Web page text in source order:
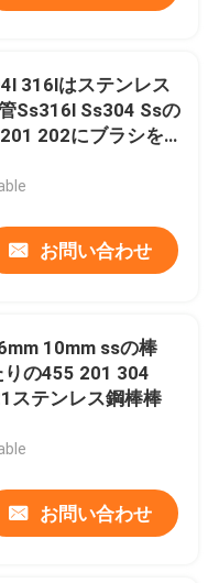
316lはステンレス
Ss316l Ss304 Ssの
202にブラシをか
お問い合わせ
10mm ssの棒
の455 201 304
ステンレス鋼棒棒
お問い合わせ